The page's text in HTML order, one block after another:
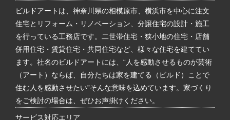
ビルドアートは、神奈川県の相模原市、横浜市を中心に注文
住宅とリフォーム・リノベーション、分譲住宅の設計・施工
を行っている工務店です。二世帯住宅・狭小地の住宅・店舗
併用住宅・賃貸住宅・共同住宅など、様々な住宅を建ててい
ます。社名のビルドアートには、“人を感動させるものが芸術
（アート）ならば、自分たちは家を建てる（ビルド）ことで
住む人を感動させたい”そんな意味を込めています。家づくり
をご検討の場合は、ぜひお声掛けください。
サービス対応エリア